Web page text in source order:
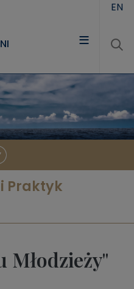
EN
Praktyk
Młodzieży"